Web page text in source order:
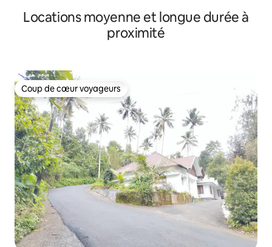
Locations moyenne et longue durée à
proximité
Coup de cœur voyageurs
Coup de cœur voyageurs